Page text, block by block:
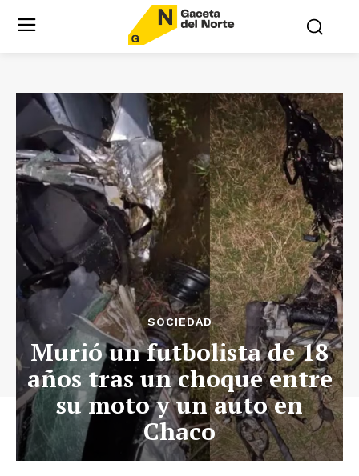
SOCIEDAD
Murió un futbolista de 18
años tras un choque entre
su moto y un auto en
Chaco